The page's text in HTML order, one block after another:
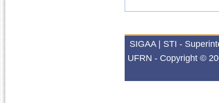
SIGAA | STI -
UFRN - Copyright ©